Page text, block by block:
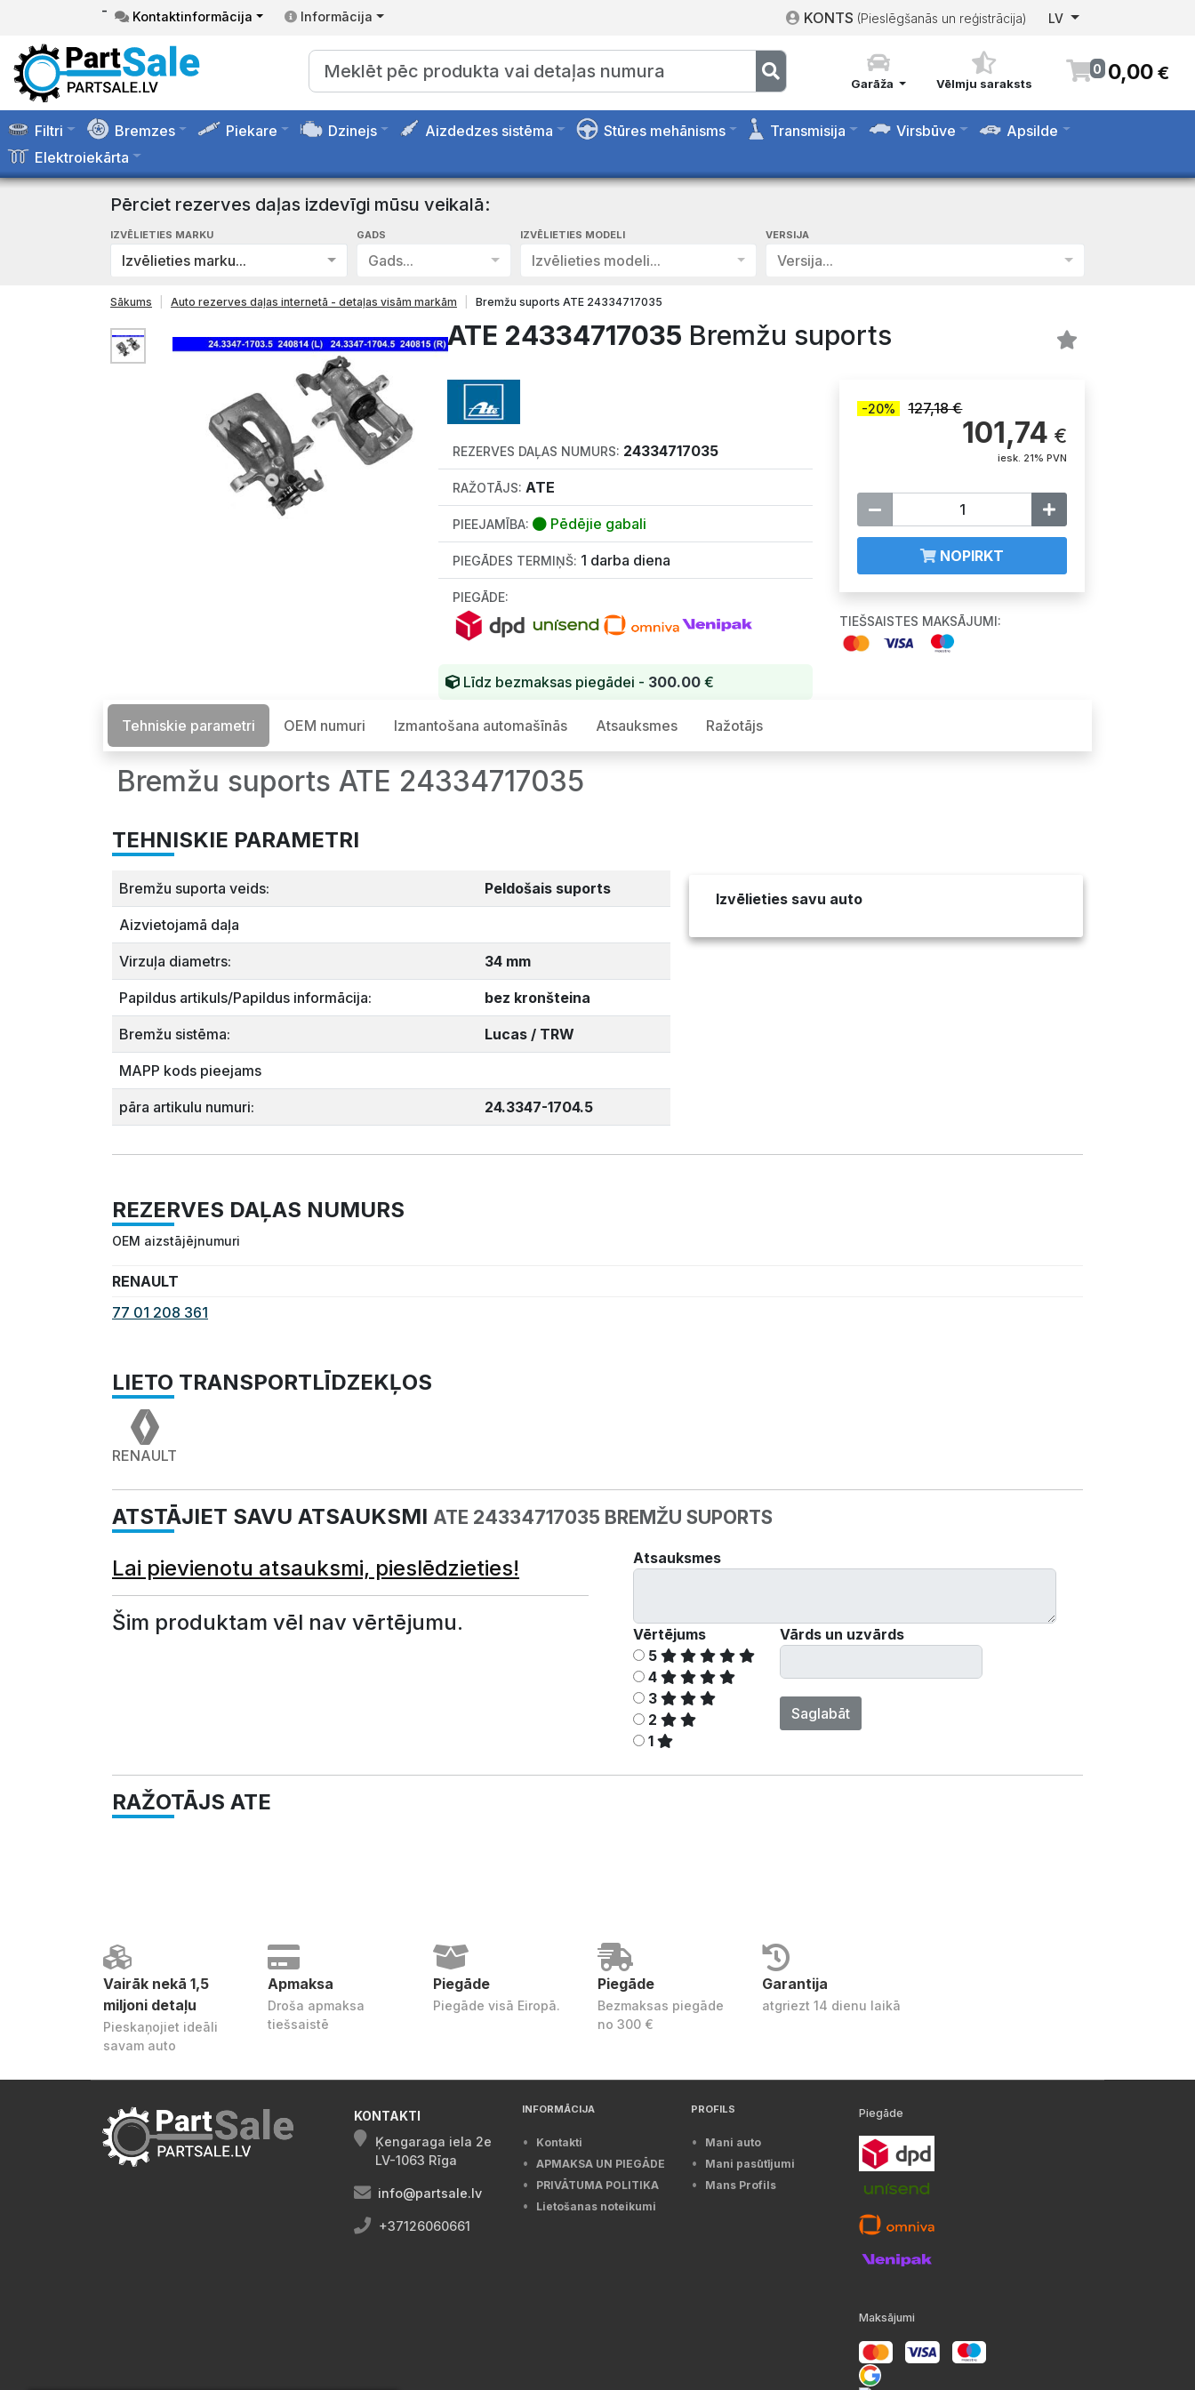
- Kontaktinformācija Informācija KONTS (Pieslēgšanās un reģistrācija) LV
Garāža Vēlmju saraksts
0 0,00 €
Filtri Bremzes Piekare Dzinejs Aizdedzes sistēma Stūres mehānisms Transmisija Virsbūve
Apsilde
Elektroiekārta
Pērciet rezerves daļas izdevīgi mūsu veikalā:
IZVĒLIETIES MARKU
Izvēlieties marku...
GADS
Gads...
IZVĒLIETIES MODELI
Izvēlieties modeli...
VERSIJA
Versija...
Sākums Auto rezerves daļas internetā - detaļas visām markām Bremžu suports ATE 24334717035
ATE 24334717035 Bremžu suports
REZERVES DAĻAS NUMURS: 24334717035
RAŽOTĀJS: ATE
PIEEJAMĪBA: Pēdējie gabali
PIEGĀDES TERMIŅŠ: 1 darba diena
PIEGĀDE:
Līdz bezmaksas piegādei - 300.00€
-20% 127,18 €
101,74 €
iesk. 21% PVN
NOPIRKT
TIEŠSAISTES MAKSĀJUMI:
Tehniskie parametri OEM numuri Izmantošana automašīnās Atsauksmes Ražotājs
Bremžu suports ATE 24334717035
TEHNISKIE PARAMETRI
Bremžu suporta veids: Peldošais suports
Aizvietojamā daļa
Virzuļa diametrs: 34 mm
Papildus artikuls/Papildus informācija: bez kronšteina
Bremžu sistēma: Lucas / TRW
MAPP kods pieejams
pāra artikulu numuri: 24.3347-1704.5
Izvēlieties savu auto
REZERVES DAĻAS NUMURS
OEM aizstājējnumuri
RENAULT
77 01 208 361
LIETO TRANSPORTLĪDZEKĻOS
RENAULT
ATSTĀJIET SAVU ATSAUKSMI ATE 24334717035 BREMŽU SUPORTS
Lai pievienotu atsauksmi, pieslēdzieties!
Šim produktam vēl nav vērtējumu.
Atsauksmes
Vērtējums
5
4
3
2
1
Vārds un uzvārds
Saglabāt
RAŽOTĀJS ATE
Vairāk nekā 1,5
miljoni detaļu
Pieskaņojiet ideāli
savam auto
Apmaksa
Droša apmaksa
tiešsaistē
Piegāde
Piegāde visā Eiropā.
Piegāde
Bezmaksas piegāde
no 300 €
Garantija
atgriezt 14 dienu laikā
KONTAKTI
Ķengaraga iela 2e
LV-1063 Rīga
info@partsale.lv
+37126060661
INFORMĀCIJA
Kontakti
APMAKSA UN PIEGĀDE
PRIVĀTUMA POLITIKA
Lietošanas noteikumi
PROFILS
Mani auto
Mani pasūtījumi
Mans Profils
Piegāde
Maksājumi